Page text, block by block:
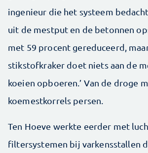
ingenieur die het systeem
uit de mestput en de betonnen
met 59 procent gereduceerd,
stikstofkraker doet niets aan de
koeien opboeren.’ Van de droge
koemestkorrels persen.
Ten Hoeve werkte eerder met
filtersystemen bij varkensstallen